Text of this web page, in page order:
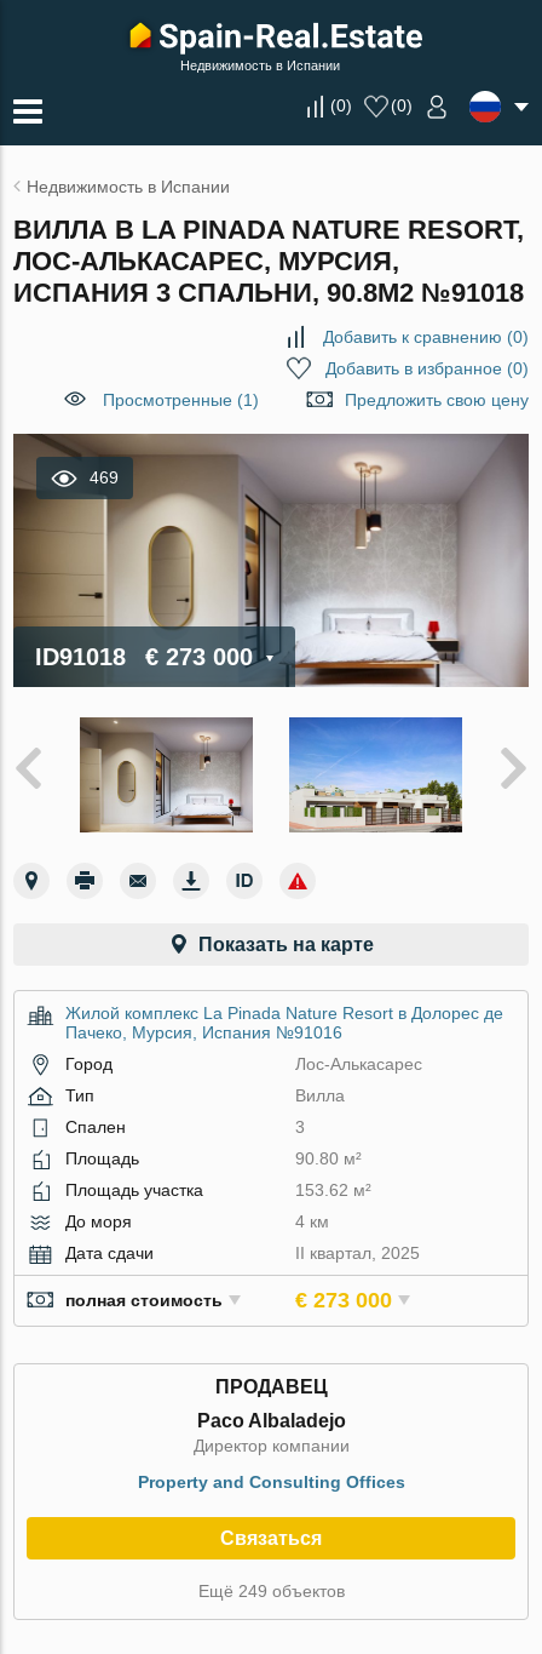
Недвижимость в Испании
(0) (0)
Недвижимость в Испании
ВИЛЛА В LA PINADA NATURE RESORT,
ЛОС-АЛЬКАСАРЕС, МУРСИЯ,
ИСПАНИЯ 3 СПАЛЬНИ, 90.8М2 №91018
Добавить к сравнению (0)
Добавить в избранное(0)
Просмотренные (1)
Предложить свою цену
469
ID91018 € 273 000
Показать на карте
Жилой комплекс La Pinada Nature Resort в Долорес де
Пачеко, Мурсия, Испания №91016
Город
Лос-Алькасарес
Тип
Вилла
Спален
3
Площадь
90.80 м²
Площадь участка
153.62 м²
До моря
4 км
Дата сдачи
II квартал, 2025
полная стоимость € 273 000
ПРОДАВЕЦ
Paco Albaladejo
Директор компании
Property and Consulting Offices
Связаться
Ещё 249 объектов